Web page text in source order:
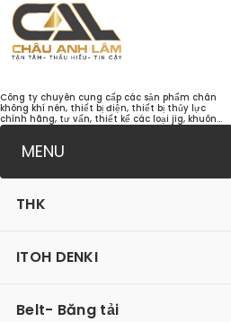
Công ty chuyên cung cấp các sản phẩm chân
không khí nén, thiết bị điện, thiết bị thủy lực
chính hãng, tư vấn, thiết kế các loại jig, khuôn...
MENU
THK
ITOH DENKI
Belt- Băng tải
Ống khí PU